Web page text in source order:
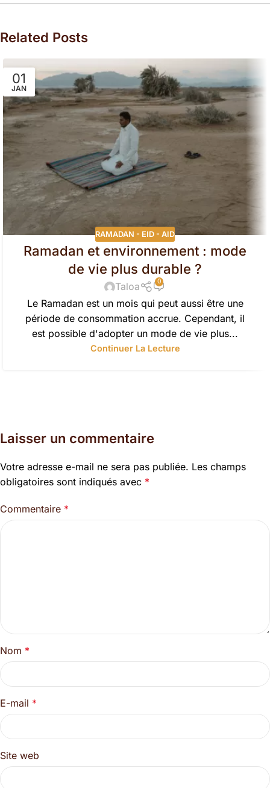
Related Posts
01
JAN
RAMADAN - EID - AID
Ramadan et environnement : mode
de vie plus durable ?
Taloa 0
Le Ramadan est un mois qui peut aussi être une
période de consommation accrue. Cependant, il
est possible d'adopter un mode de vie plus...
Continuer La Lecture
Laisser un commentaire
Votre adresse e-mail ne sera pas publiée. Les champs
obligatoires sont indiqués avec *
Commentaire *
Nom *
E-mail *
Site web